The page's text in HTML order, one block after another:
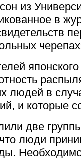
из
в
людей в
и которые
две
люди